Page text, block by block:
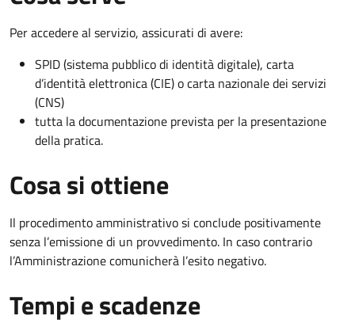
Per accedere al servizio, assicurati di avere:
SPID (sistema pubblico di identità digitale), carta
d’identità elettronica (CIE) o carta nazionale dei servizi
(CNS)
tutta la documentazione prevista per la presentazione
della pratica.
Cosa si ottiene
Il procedimento amministrativo si conclude positivamente
senza l’emissione di un provvedimento. In caso contrario
l’Amministrazione comunicherà l’esito negativo.
Tempi e scadenze